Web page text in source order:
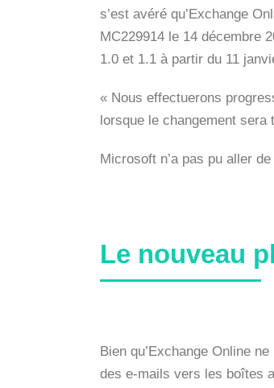
s’est avéré qu’Exchange
MC229914 le 14 décembre
1.0 et 1.1 à partir du 11
« Nous effectuerons
lorsque le changement
Microsoft n’a pas pu aller
Le nouveau
Bien qu’Exchange Online
des e-mails vers les boîtes